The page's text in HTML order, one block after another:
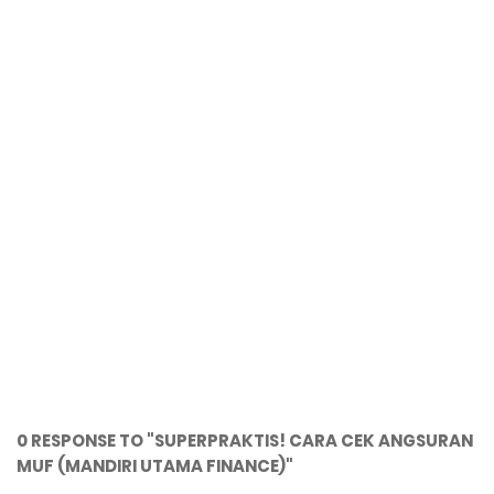
0 RESPONSE TO "SUPERPRAKTIS! CARA CEK ANGSURAN
MUF (MANDIRI UTAMA FINANCE)"